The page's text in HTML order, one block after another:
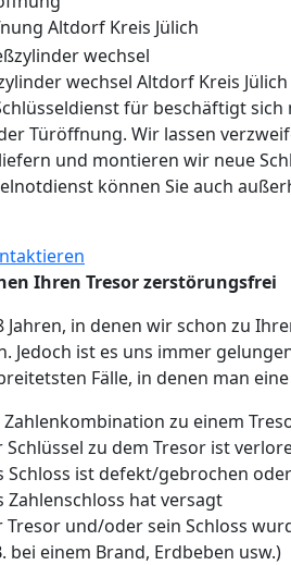
Altdorf Kreis Jülich
wechsel Altdorf Kreis Jülich
für beschäftigt
Türöffnung. Wir lassen
und montieren wir neue
können Sie auch
Ihren Tresor zerstörungsfrei
Jahren, in denen wir schon zu
Jedoch ist es uns immer
Fälle, in denen man
Zahlenkombination zu einem
Schlüssel zu dem Tresor ist
Schloss ist defekt/gebrochen
Zahlenschloss hat versagt
Tresor und/oder sein Schloss
bei einem Brand, Erdbeben usw.)